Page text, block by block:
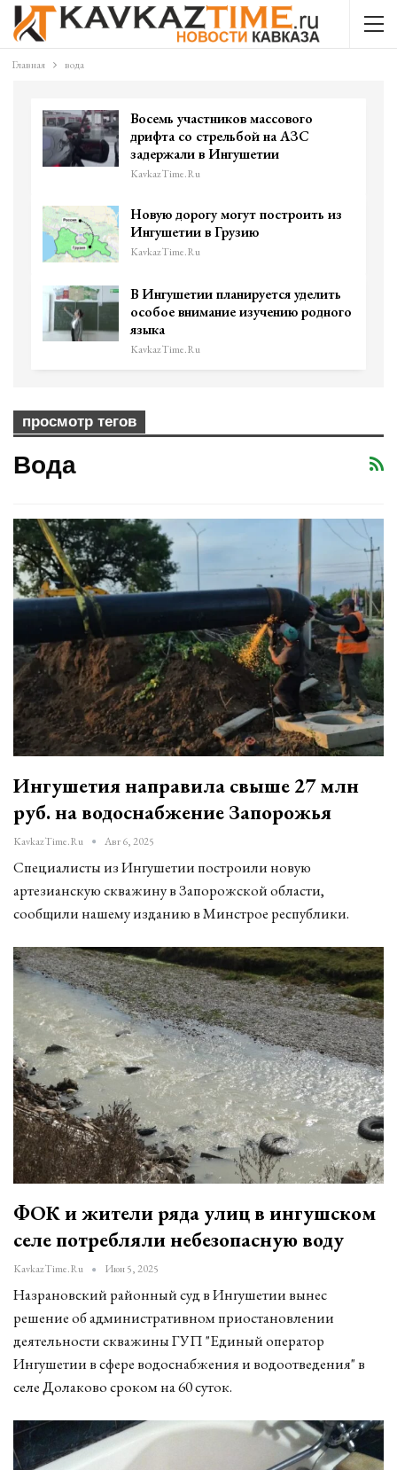
Главная вода
Восемь участников массового
дрифта со стрельбой на АЗС
задержали в Ингушетии
KavkazTime.ru
Новую дорогу могут построить из
Ингушетии в Грузию
KavkazTime.ru
В Ингушетии планируется уделить
особое внимание изучению родного
языка
KavkazTime.ru
просмотр тегов
Вода
Ингушетия направила свыше 27 млн
руб. на водоснабжение Запорожья
KavkazTime.ru Авг 6, 2025
Специалисты из Ингушетии построили новую
артезианскую скважину в Запорожской области,
сообщили нашему изданию в Минстрое республики.
ФОК и жители ряда улиц в ингушском
селе потребляли небезопасную воду
KavkazTime.ru Июн 5, 2025
Назрановский районный суд в Ингушетии вынес
решение об административном приостановлении
деятельности скважины ГУП "Единый оператор
Ингушетии в сфере водоснабжения и водоотведения" в
селе Долаково сроком на 60 суток.